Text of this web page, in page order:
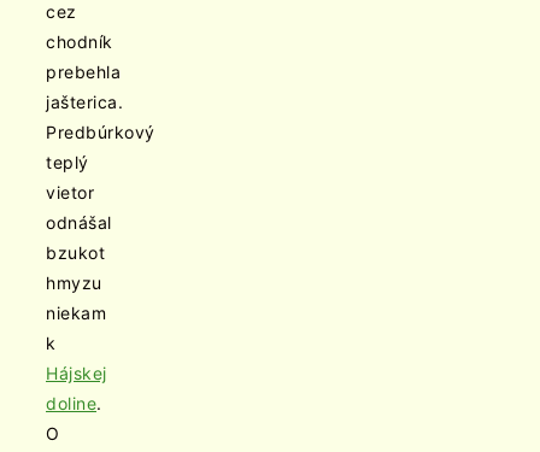
cez
chodník
prebehla
jašterica.
Predbúrkový
teplý
vietor
odnášal
bzukot
hmyzu
niekam
k
Hájskej
doline.
O